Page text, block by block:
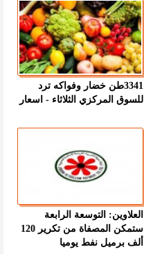
3341طن خضار وفواكه ترد
للسوق المركزي الثلاثاء - اسعار
العلاوين: التوسعة الرابعة
ستمكن المصفاة من تكرير 120
ألف برميل نفط يوميا